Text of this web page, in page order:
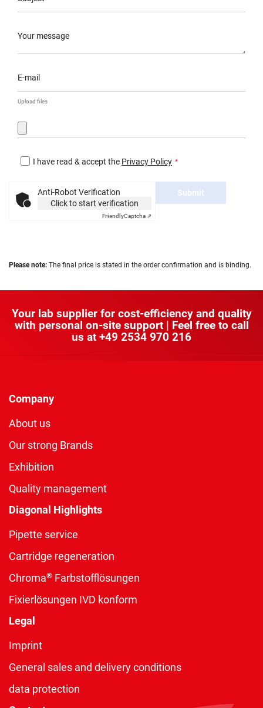
Your message
E-mail
Upload files
I have read & accept the Privacy Policy
Anti-Robot Verification
Click to start verification
FriendlyCaptcha ⇗
Submit
Please note: The final price is stated in the order confirmation and is binding.
Your lab supplier for cost-efficiency and quality
with personal on-site support | Feel free to call
us at +49 2534 970 216
Company
About us
Our strong Brands
Exhibition
Quality management
Diagonal Highlights
Pipette service
Cartridge regeneration
Chroma® Farbstofflösungen
Fixierlösungen IVD konform
Legal
Imprint
General sales and delivery conditions
data protection